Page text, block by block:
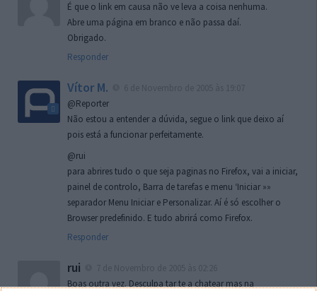
É que o link em causa não ve leva a coisa nenhuma.
Abre uma página em branco e não passa daí.
Obrigado.
Responder
Vítor M.
@Reporter
Não estou a entender a dúvida, segue o link que deixo aí
pois está a funcionar perfeitamente.
@rui
para abrires tudo o que seja paginas no Firefox, vai a iniciar,
painel de controlo, Barra de tarefas e menu ‘Iniciar »»
separador Menu Iniciar e Personalizar. Aí é só escolher o
Browser predefinido. E tudo abrirá como Firefox.
Responder
rui
Boas outra vez. Desculpa tar te a chatear mas na